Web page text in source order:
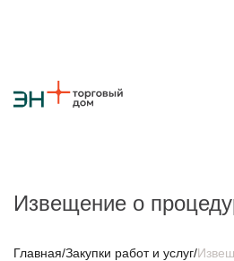
Извещение о
Главная/Закупки работ и услуг/